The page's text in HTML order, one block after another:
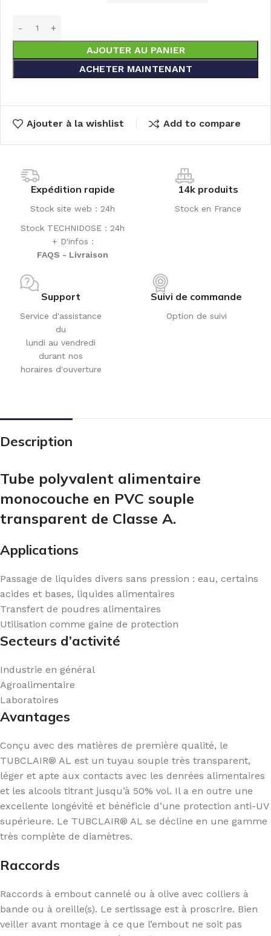
AJOUTER AU PANIER
ACHETER MAINTENANT
Ajouter à la wishlist Add to compare
Expédition rapide
Stock site web : 24h
Stock TECHNIDOSE : 24h
+ D'infos :
FAQS - Livraison
14k produits
Stock en France
Support
Service d'assistance
du
lundi au vendredi
durant nos
horaires d'ouverture
Suivi de commande
Option de suivi
Description
Tube polyvalent alimentaire
monocouche en PVC souple
transparent de Classe A.
Applications
Passage de liquides divers sans pression : eau, certains
acides et bases, liquides alimentaires
Transfert de poudres alimentaires
Utilisation comme gaine de protection
Secteurs d’activité
Industrie en général
Agroalimentaire
Laboratoires
Avantages
Conçu avec des matières de première qualité, le
TUBCLAIR® AL est un tuyau souple très transparent,
léger et apte aux contacts avec les denrées alimentaires
et les alcools titrant jusqu’à 50% vol. Il a en outre une
excellente longévité et bénéficie d’une protection anti-UV
supérieure. Le TUBCLAIR® AL se décline en une gamme
très complète de diamètres.
Raccords
Raccords à embout cannelé ou à olive avec colliers à
bande ou à oreille(s). Le sertissage est à proscrire. Bien
veiller avant montage à ce que l’embout ne soit pas